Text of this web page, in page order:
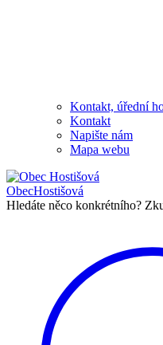
Kontakt, úřední
Kontakt
Napište nám
Mapa webu
ObecHostišová
Hledáte něco konkrétního?